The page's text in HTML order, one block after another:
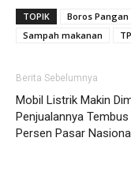
TOPIK Boros Pangan
Sampah makanan
Berita Sebelumnya
Mobil Listrik Makin
Penjualannya Tembus
Persen Pasar